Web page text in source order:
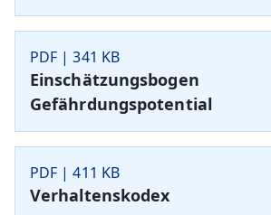
PDF | 341 KB
Einschätzungsbogen
Gefährdungspotential
PDF | 411 KB
Verhaltenskodex